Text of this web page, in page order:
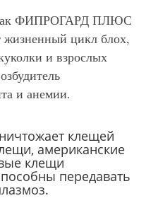
ФИПРОГАРД ПЛЮС
цикл блох,
и взрослых
и анемии.
клещей
американские
клещи
передавать